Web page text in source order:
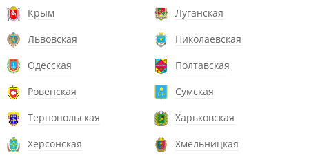
Крым
Луганская
Львовская
Николаевская
Одесская
Полтавская
Ровенская
Сумская
Тернопольская
Харьковская
Херсонская
Хмельницкая